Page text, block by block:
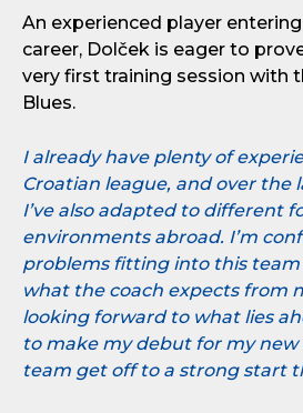
An experienced player
career, Dolček is eager to
very first training session with
Blues.
I already have plenty of
Croatian league, and over the
I’ve also adapted to different
environments abroad. I’m
problems fitting into this
what the coach expects from
looking forward to what lies
to make my debut for my
team get off to a strong start